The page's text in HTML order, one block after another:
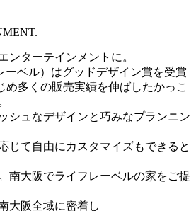
ンターテインメントに。
ーベル）はグッドデザイン賞を受賞
め多くの販売実績を伸ばしたかっこ
シュなデザインと巧みなプランニン
じて 自由にカスタマイズもできると
南大阪でライフレーベルの家をご提
大阪全域に密着し